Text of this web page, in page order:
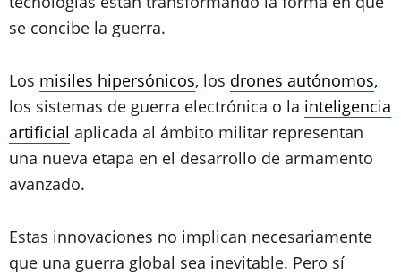
se concibe la guerra.
Los misiles hipersónicos, los drones autónomos,
los sistemas de guerra electrónica o la inteligencia
artificial aplicada al ámbito militar representan
una nueva etapa en el desarrollo de armamento
avanzado.
Estas innovaciones no implican necesariamente
que una guerra global sea inevitable. Pero sí